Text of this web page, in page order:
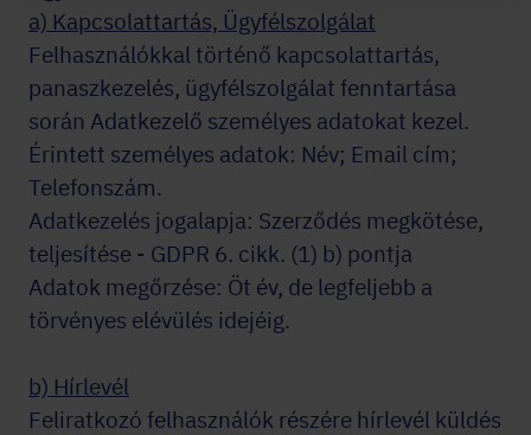
a) Kapcsolattartás, Ügyfélszolgálat
Felhasználókkal történő kapcsolattartás,
panaszkezelés, ügyfélszolgálat fenntartása
során Adatkezelő személyes adatokat kezel.
Érintett személyes adatok: Név; Email cím;
Telefonszám.
Adatkezelés jogalapja: Szerződés megkötése,
teljesítése - GDPR 6. cikk. (1) b) pontja
Adatok megőrzése: Öt év, de legfeljebb a
törvényes elévülés idejéig.
b) Hírlevél
Feliratkozó felhasználók részére hírlevél küldés